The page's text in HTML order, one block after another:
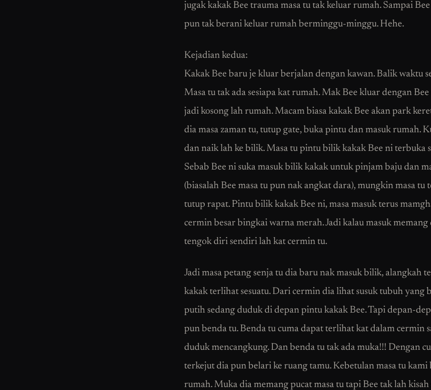
jugak kakak Bee trauma masa tu tak keluar rumah. Sampai
pun tak berani keluar rumah berminggu-minggu. Hehe.
Kejadian kedua:
Kakak Bee baru je kluar berjalan dengan kawan. Balik waktu
Masa tu tak ada sesiapa kat rumah. Mak Bee kluar dengan Bee
jadi kosong lah rumah. Macam biasa kakak Bee akan park
dia masa zaman tu, tutup gate, buka pintu dan masuk rumah.
dan naik lah ke bilik. Masa tu pintu bilik kakak Bee ni terbuka
Sebab Bee ni suka masuk bilik kakak untuk pinjam baju dan
(biasalah Bee masa tu pun nak angkat dara), mungkin masa tu
tutup rapat. Pintu bilik kakak Bee ni, masa masuk terus
cermin besar bingkai warna merah. Jadi kalau masuk memang
tengok diri sendiri lah kat cermin tu.
Jadi masa petang senja tu dia baru nak masuk bilik, alangkah
kakak terlihat sesuatu. Dari cermin dia lihat susuk tubuh yang
putih sedang duduk di depan pintu kakak Bee. Tapi depan-
pun benda tu. Benda tu cuma dapat terlihat kat dalam cermin
duduk mencangkung. Dan benda tu tak ada muka!!! Dengan
terkejut dia pun belari ke ruang tamu. Kebetulan masa tu kami
rumah. Muka dia memang pucat masa tu tapi Bee tak lah kisah